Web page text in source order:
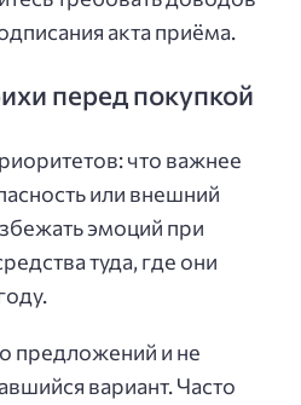
акта приёма.
перед покупкой
что важнее
или внешний
эмоций при
туда, где они
предложений и не
вариант. Часто